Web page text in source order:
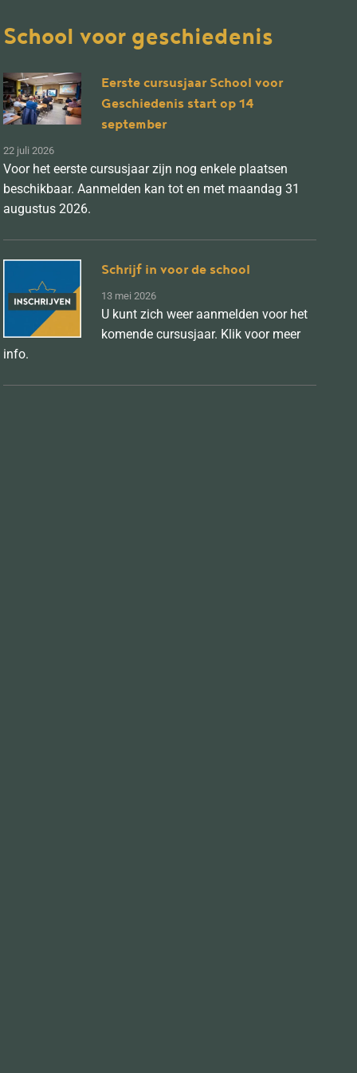
School voor geschiedenis
Eerste cursusjaar School voor
Geschiedenis start op 14
september
22 juli 2026
Voor het eerste cursusjaar zijn nog enkele plaatsen
beschikbaar. Aanmelden kan tot en met maandag 31
augustus 2026.
Schrijf in voor de school
13 mei 2026
U kunt zich weer aanmelden voor het
komende cursusjaar. Klik voor meer
info.